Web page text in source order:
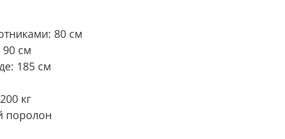
80 см
90 см
185 см
кг
поролон